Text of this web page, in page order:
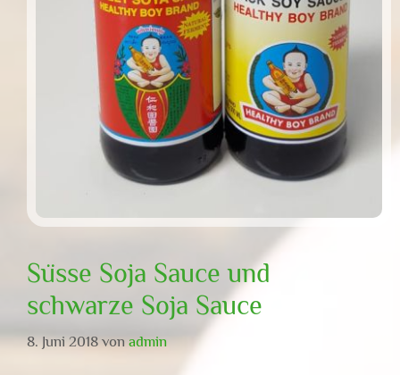
Süsse Soja Sauce und
schwarze Soja Sauce
8. Juni 2018 vonadmin